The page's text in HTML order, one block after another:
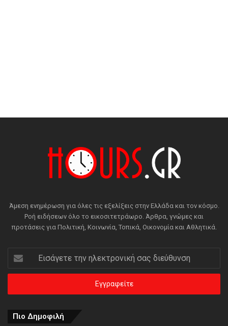
Άμεση ενημέρωση για όλες τις εξελίξεις στην Ελλάδα και τον κόσμο.
Ροή ειδήσεων όλο το εικοσιτετράωρο. Άρθρα, γνώμες και
προτάσεις για Πολιτική, Κοινωνία, Τοπικά, Οικονομία και Αθλητικά.
την
ηλεκτρονική
διεύθυνση
Πιο Δημοφιλή